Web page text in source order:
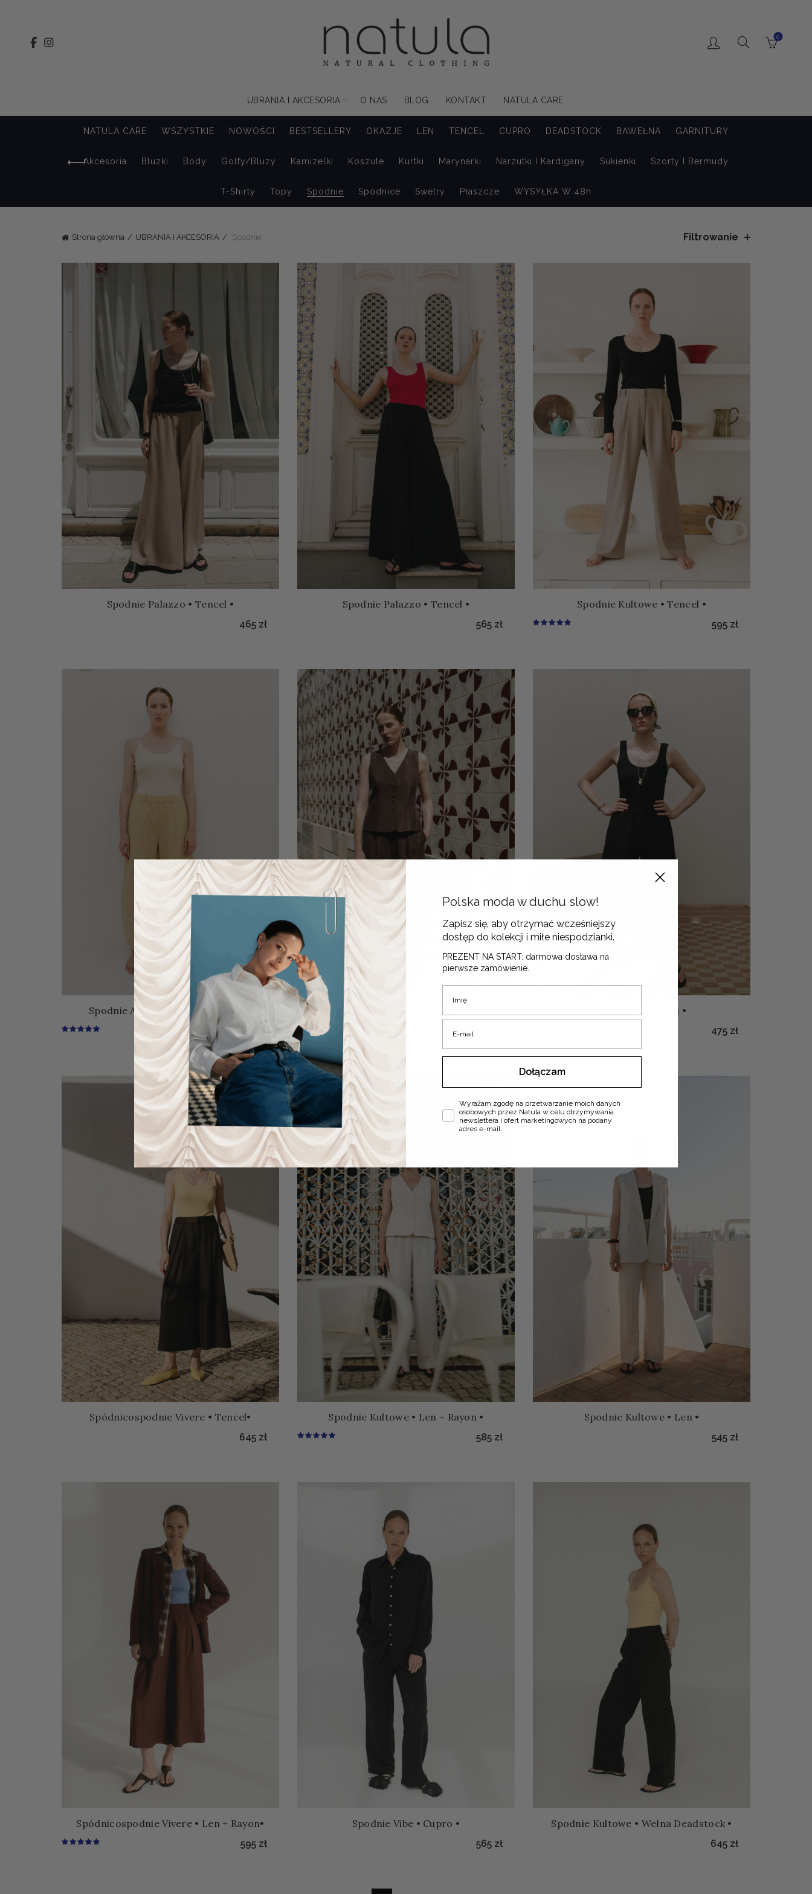
0
UBRANIA I AKCESORIA O NAS BLOG KONTAKT NATULA CARE
NATULA CARE WSZYSTKIE NOWOŚCI BESTSELLERY OKAZJE LEN TENCEL CUPRO DEADSTOCK BAWEŁNA GARNITURY
Akcesoria Bluzki Body Golfy/Bluzy Kamizelki Koszule Kurtki Marynarki Narzutki I Kardigany Sukienki Szorty I Bermudy
T-Shirty Topy Spodnie Spódnice Swetry Płaszcze WYSYŁKA W 48h
Strona główna UBRANIA I AKCESORIA Spodnie Filtrowanie
Spodnie Palazzo • Tencel •
465 zł
Spodnie Palazzo • Tencel •
565 zł
Spodnie Kultowe • Tencel •
595 zł
Spodnie Air • Gnieciona Bawełna •
485 zł
Spodnie Kultowe • Len • Spodnie Air • Len •
475 zł
Spódnicospodnie Vivere • Tencel•
645 zł
Spodnie Kultowe • Len + Rayon •
585 zł
Spodnie Kultowe • Len •
545 zł
Spódnicospodnie Vivere • Len + Rayon•
595 zł
Spodnie Vibe • Cupro •
565 zł
Spodnie Kultowe • Wełna Deadstock •
645 zł
Polska moda w duchu slow!
Zapisz się, aby otrzymać wcześniejszy
dostęp do kolekcji i miłe niespodzianki.
PREZENT NA START: darmowa dostawa na
pierwsze zamówienie.
Imię
E-mail
Dołączam
ZgodaWyrażam zgodę na przetwarzanie moich danych
osobowych przez Natula w celu otrzymywania
newslettera i ofert marketingowych na podany
adres e-mail.